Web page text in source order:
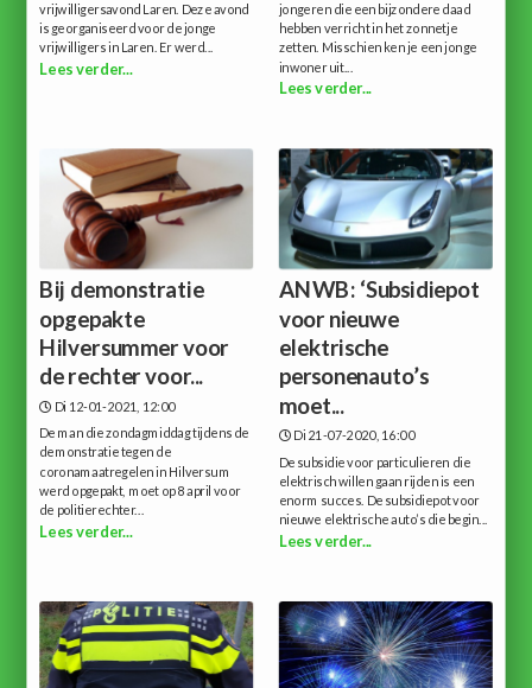
vrijwilligersavond Laren. Deze avond
is georganiseerd voor de jonge
vrijwilligers in Laren. Er werd...
Lees verder...
jongeren die een bijzondere daad
hebben verricht in het zonnetje
zetten. Misschien ken je een jonge
inwoner uit...
Lees verder...
Bij demonstratie
opgepakte
Hilversummer voor
de rechter voor...
Di 12-01-2021, 12:00
De man die zondagmiddag tijdens de
demonstratie tegen de
coronamaatregelen in Hilversum
werd opgepakt, moet op 8 april voor
de politierechter...
Lees verder...
ANWB: ‘Subsidiepot
voor nieuwe
elektrische
personenauto’s
moet...
Di 21-07-2020, 16:00
De subsidie voor particulieren die
elektrisch willen gaan rijden is een
enorm succes. De subsidiepot voor
nieuwe elektrische auto’s die begin...
Lees verder...